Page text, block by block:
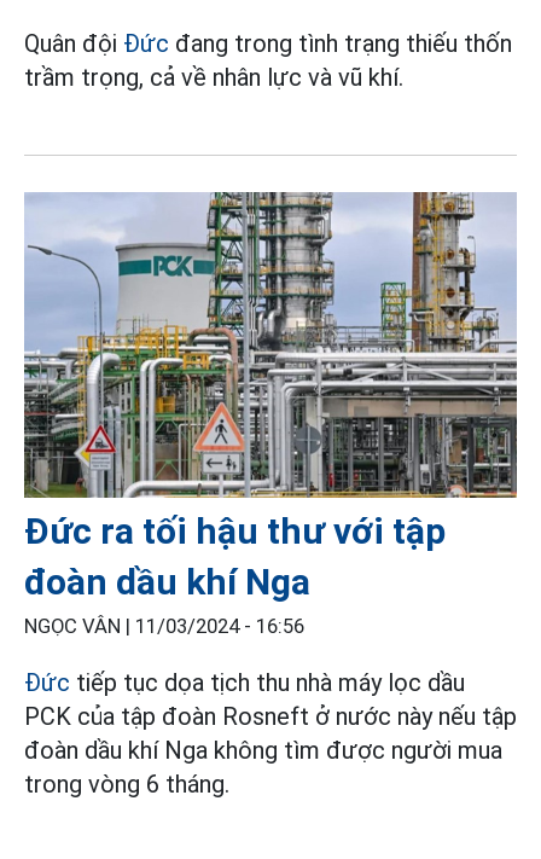
Quân đội Đức đang trong tình trạng thiếu thốn
trầm trọng, cả về nhân lực và vũ khí.
Đức ra tối hậu thư với tập
đoàn dầu khí Nga
NGỌC VÂN | 11/03/2024 - 16:56
Đức tiếp tục dọa tịch thu nhà máy lọc dầu
PCK của tập đoàn Rosneft ở nước này nếu tập
đoàn dầu khí Nga không tìm được người mua
trong vòng 6 tháng.